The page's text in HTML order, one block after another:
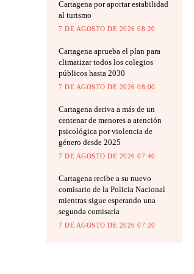
Cartagena por aportar estabilidad
al turismo
7 DE AGOSTO DE 2026 08:20
Cartagena aprueba el plan para
climatizar todos los colegios
públicos hasta 2030
7 DE AGOSTO DE 2026 08:00
Cartagena deriva a más de un
centenar de menores a atención
psicológica por violencia de
género desde 2025
7 DE AGOSTO DE 2026 07:40
Cartagena recibe a su nuevo
comisario de la Policía Nacional
mientras sigue esperando una
segunda comisaría
7 DE AGOSTO DE 2026 07:20